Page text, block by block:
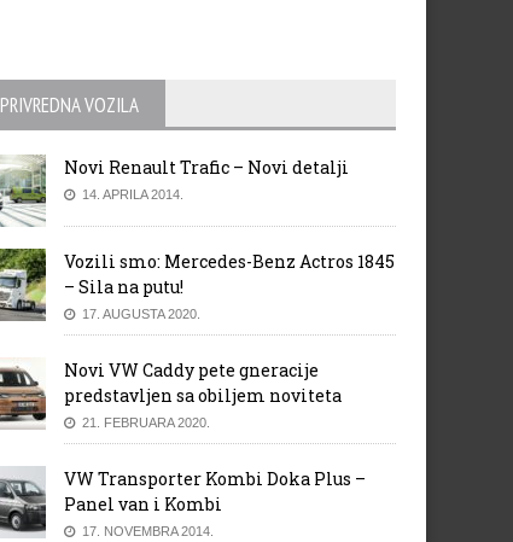
PRIVREDNA VOZILA
Novi Renault Trafic – Novi detalji
14. APRILA 2014.
Vozili smo: Mercedes-Benz Actros 1845
– Sila na putu!
17. AUGUSTA 2020.
Novi VW Caddy pete gneracije
predstavljen sa obiljem noviteta
21. FEBRUARA 2020.
VW Transporter Kombi Doka Plus –
Panel van i Kombi
17. NOVEMBRA 2014.